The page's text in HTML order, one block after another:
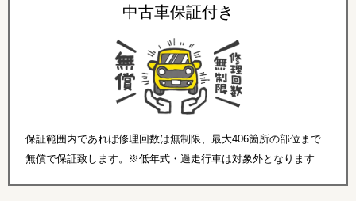
中古車保証付き
保証範囲内であれば修理回数は無制限、最大406箇所の部位まで
無償で保証致します。※低年式・過走行車は対象外となります